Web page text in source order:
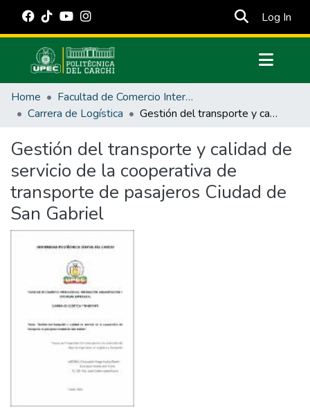
Log In
Communities & Collections
All of DSpace
Estadísticas Externas
Manuales
Home
Facultad de Comercio Internacional, Integración, Administración y Economía Empresarial
Carrera de Logística
Gestión del transporte y calidad de servicio de la cooperativa de transporte de pasajeros Ciudad de San Gabriel
Gestión del transporte y calidad de
servicio de la cooperativa de
transporte de pasajeros Ciudad de
San Gabriel